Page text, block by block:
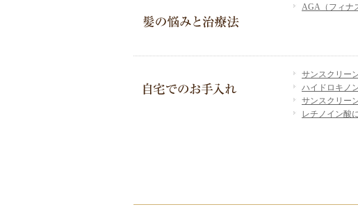
AGA（フィナ
サンスクリー
ハイドロキノ
サンスクリー
レチノイン酸